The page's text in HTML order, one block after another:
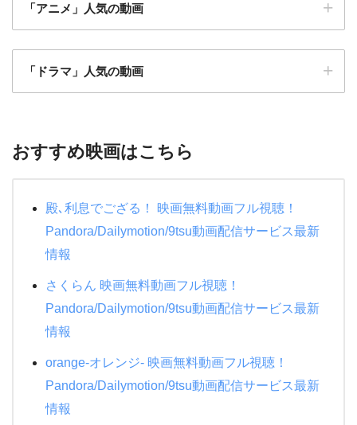
仮面ライダーアギト PROJECT G4
忍者戦隊カクレンジャー
特捜戦隊デカレンジャー 10 YEARS AFTER
ハリーポッターと賢者の石
ハリーポッターと炎のゴブレット
ミュージアム
DEATH NOTE デスノート
悪の教典
パイレーツオブカリビアン/最後の海賊
「アニメ」人気の動画
魔女の宅急便
イジング
もののけ姫
天空の城ラピュタ
アナと雪の女王２
タッチ
ギブリーズ episode2
紅の豚
「ドラマ」人気の動画
絶対零度シーズン4
ＰＵ－ＰＵ－ＰＵ－
教場
24時間TV 2015 ドラマSP 母さん、俺は大丈夫
僕の生きる道
おすすめ映画はこちら
殿､利息でござる！ 映画無料動画フル視聴！
Pandora/Dailymotion/9tsu動画配信サービス最新
情報
さくらん 映画無料動画フル視聴！
Pandora/Dailymotion/9tsu動画配信サービス最新
情報
orange-オレンジ- 映画無料動画フル視聴！
Pandora/Dailymotion/9tsu動画配信サービス最新
情報